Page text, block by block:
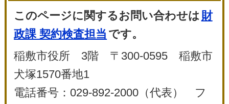
このページに関するお問い合わせは 財
政課 契約検査担当 です。
稲敷市役所 3階 〒300-0595 稲敷市
犬塚1570番地1
電話番号：029-892-2000（代表） フ